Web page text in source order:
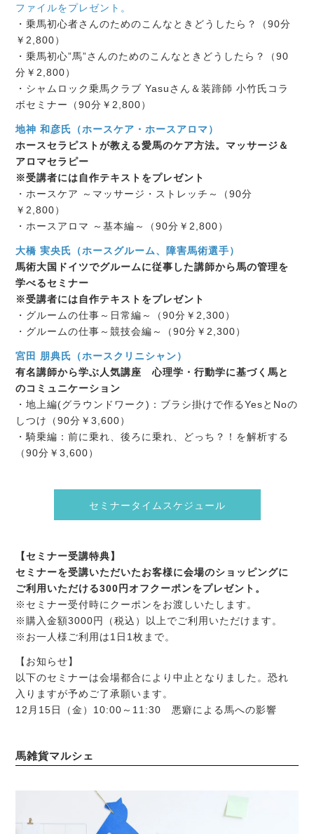
ファイルをプレゼント。
・乗馬初心者さんのためのこんなときどうしたら？（90分
￥2,800）
・乗馬初心”馬”さんのためのこんなときどうしたら？（90
分￥2,800）
・シャムロック乗馬クラブ Yasuさん＆装蹄師 小竹氏コラ
ボセミナー（90分￥2,800）
地神 和彦氏（ホースケア・ホースアロマ）
ホースセラピストが教える愛馬のケア方法。マッサージ＆
アロマセラピー
※受講者には自作テキストをプレゼント
・ホースケア ～マッサージ・ストレッチ～（90分
￥2,800）
・ホースアロマ ～基本編～（90分￥2,800）
大橋 実央氏（ホースグルーム、障害馬術選手）
馬術大国ドイツでグルームに従事した講師から馬の管理を
学べるセミナー
※受講者には自作テキストをプレゼント
・グルームの仕事～日常編～（90分￥2,300）
・グルームの仕事～競技会編～（90分￥2,300）
宮田 朋典氏（ホースクリニシャン）
有名講師から学ぶ人気講座 心理学・行動学に基づく馬と
のコミュニケーション
・地上編(グラウンドワーク)：ブラシ掛けで作るYesとNoの
しつけ（90分￥3,600）
・騎乗編：前に乗れ、後ろに乗れ、どっち？！を解析する
（90分￥3,600）
セミナータイムスケジュール
【セミナー受講特典】
セミナーを受講いただいたお客様に会場のショッピングに
ご利用いただける300円オフクーポンをプレゼント。
※セミナー受付時にクーポンをお渡しいたします。
※購入金額3000円（税込）以上でご利用いただけます。
※お一人様ご利用は1日1枚まで。
【お知らせ】
以下のセミナーは会場都合により中止となりました。恐れ
入りますが予めご了承願います。
12月15日（金）10:00～11:30 悪癖による馬への影響
馬雑貨マルシェ